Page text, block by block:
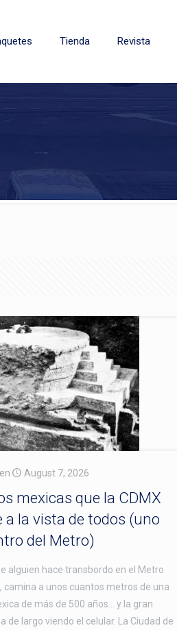
Tienda Revista
en August 7, 2026
mexicas que la CDMX
a la vista de todos (uno
del Metro)
alguien hace transbordo en el Metro
camina a unos cuantos metros de una
de más de 500 años… y la gran
de largo viendo el celular. La Ciudad de